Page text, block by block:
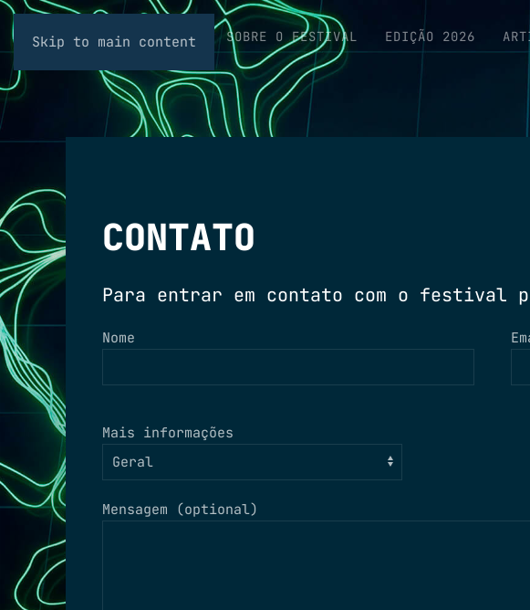
Skip to main content SOBRE O FESTIVAL EDIÇÃO 2026
CONTATO
Para entrar em contato com o festival
Nome
Mais informações
Mensagem (optional)